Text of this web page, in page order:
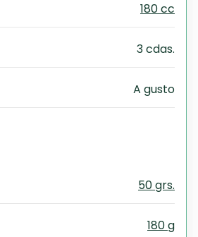
180 cc
3 cdas.
A gusto
50 grs.
180 g